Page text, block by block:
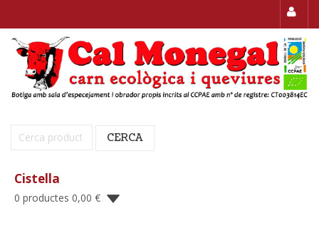
Cerca: CERCA
Cistella
0 productes 0,00 €